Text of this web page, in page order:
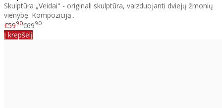
Skulptūra „Veidai" - originali skulptūra, vaizduojanti dviejų žmonių
vienybę. Kompoziciją..
€5990€6990
Į krepšelį